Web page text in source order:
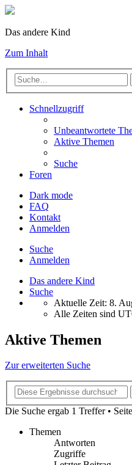
Das andere Kind
Zum Inhalt
Schnellzugriff
Unbeantwortete
Aktive Themen
Suche
Foren
Dark mode
FAQ
Kontakt
Anmelden
Suche
Anmelden
Das andere Kind
Suche
Aktuelle Zeit: 8.
Alle Zeiten sind
Aktive Themen
Zur erweiterten Suche
Die Suche ergab 1 Treffer • Seite
Themen
Antworten
Zugriffe